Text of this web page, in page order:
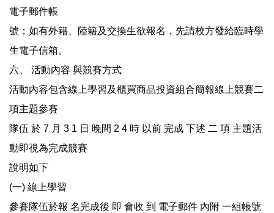
電子郵件帳
號；如有外籍、陸籍及交換生欲報名，先請校方發給臨時學
生電子信箱。
六、 活動內容 與競賽方式
活動內容包含線上學習及櫃買商品投資組合簡報線上競賽二
項主題參賽
隊伍 於 7 月 3 1 日 晚間 2 4 時 以前 完成 下述 二 項 主題活
動即視為完成競賽
說明如下
(一) 線上學習
參賽隊伍於報 名完成後 即 會收 到 電子郵件 內附 一組帳號